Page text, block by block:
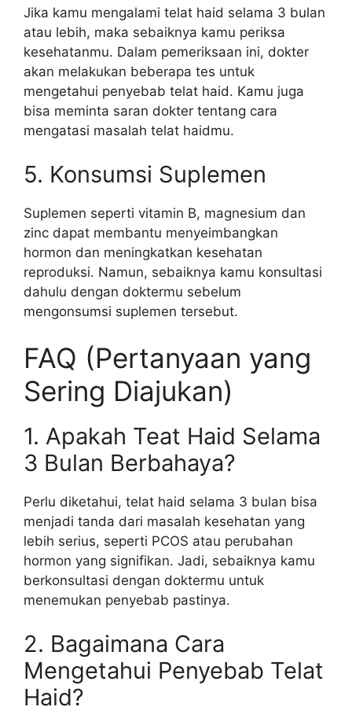
Jika kamu mengalami telat haid selama 3 bulan
atau lebih, maka sebaiknya kamu periksa
kesehatanmu. Dalam pemeriksaan ini, dokter
akan melakukan beberapa tes untuk
mengetahui penyebab telat haid. Kamu juga
bisa meminta saran dokter tentang cara
mengatasi masalah telat haidmu.
5. Konsumsi Suplemen
Suplemen seperti vitamin B, magnesium dan
zinc dapat membantu menyeimbangkan
hormon dan meningkatkan kesehatan
reproduksi. Namun, sebaiknya kamu konsultasi
dahulu dengan doktermu sebelum
mengonsumsi suplemen tersebut.
FAQ (Pertanyaan yang
Sering Diajukan)
1. Apakah Teat Haid Selama
3 Bulan Berbahaya?
Perlu diketahui, telat haid selama 3 bulan bisa
menjadi tanda dari masalah kesehatan yang
lebih serius, seperti PCOS atau perubahan
hormon yang signifikan. Jadi, sebaiknya kamu
berkonsultasi dengan doktermu untuk
menemukan penyebab pastinya.
2. Bagaimana Cara
Mengetahui Penyebab Telat
Haid?